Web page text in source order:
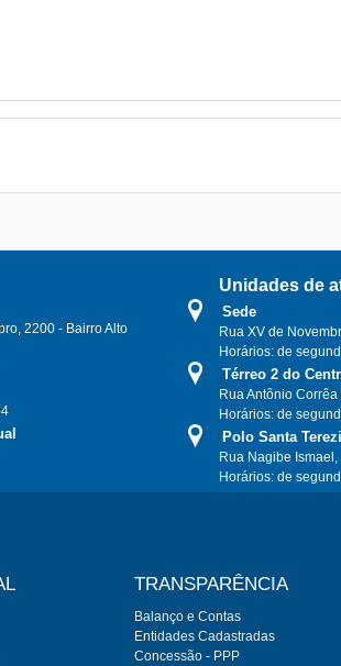
2200 - Bairro Alto
Unidades de
Sede
Rua XV de
Horários: de
Térreo 2 do
Rua Antônio
Horários: de
Polo Santa
Rua Nagibe
Horários: de
TRANSPARÊNCIA
Balanço e Contas
Entidades Cadastradas
Concessão - PPP